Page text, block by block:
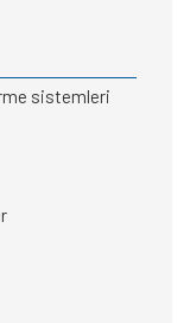
sistemleri